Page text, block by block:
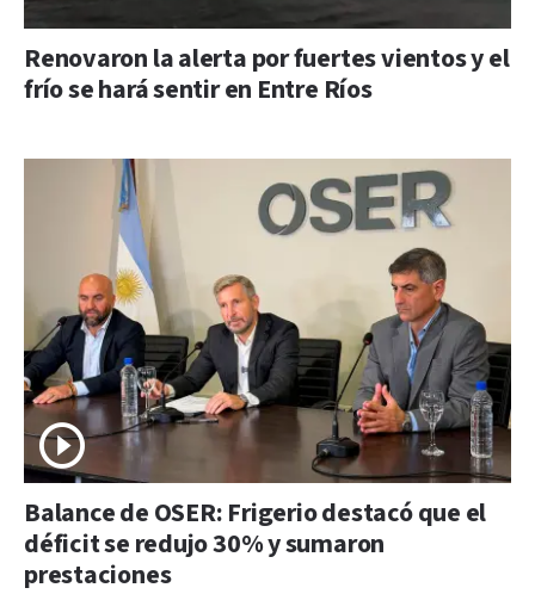
Renovaron la alerta por fuertes vientos y el
frío se hará sentir en Entre Ríos
Balance de OSER: Frigerio destacó que el
déficit se redujo 30% y sumaron
prestaciones